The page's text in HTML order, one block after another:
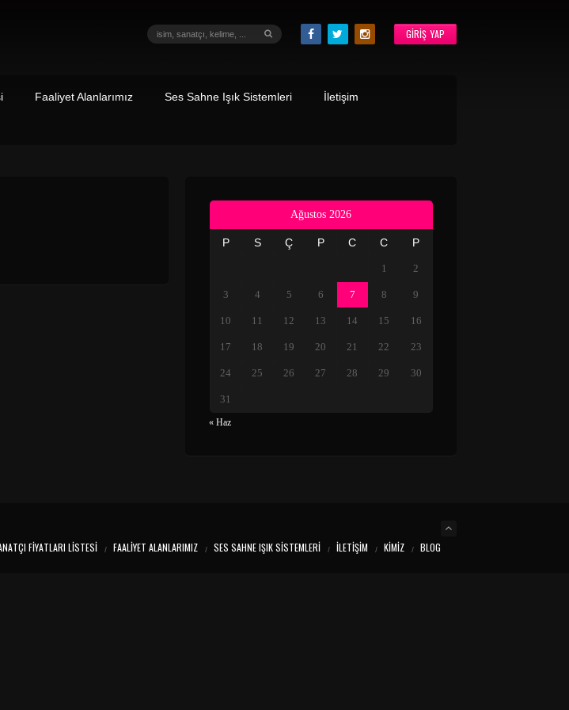
GIRIŞ YAP
Faaliyet Alanlarımız Ses Sahne Işık Sistemleri İletişim
Ağustos 2026
P S Ç P C C P
1 2
3 4 5 6 7 8 9
10 11 12 13 14 15 16
17 18 19 20 21 22 23
24 25 26 27 28 29 30
31
« Haz
FIYATLARI LISTESI FAALIYET ALANLARIMIZ SES SAHNE IŞIK SISTEMLERI İLETIŞIM KIMIZ BLOG